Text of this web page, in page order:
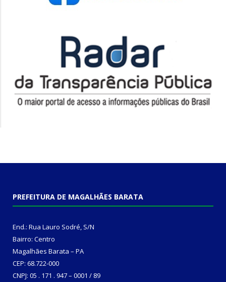
PREFEITURA DE MAGALHÃES BARATA
End.: Rua Lauro Sodré, S/N
Bairro: Centro
Magalhães Barata – PA
CEP: 68.722-000
CNPJ: 05 . 171 . 947 – 0001 / 89